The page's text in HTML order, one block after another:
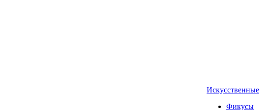
Искусственные
Фикусы